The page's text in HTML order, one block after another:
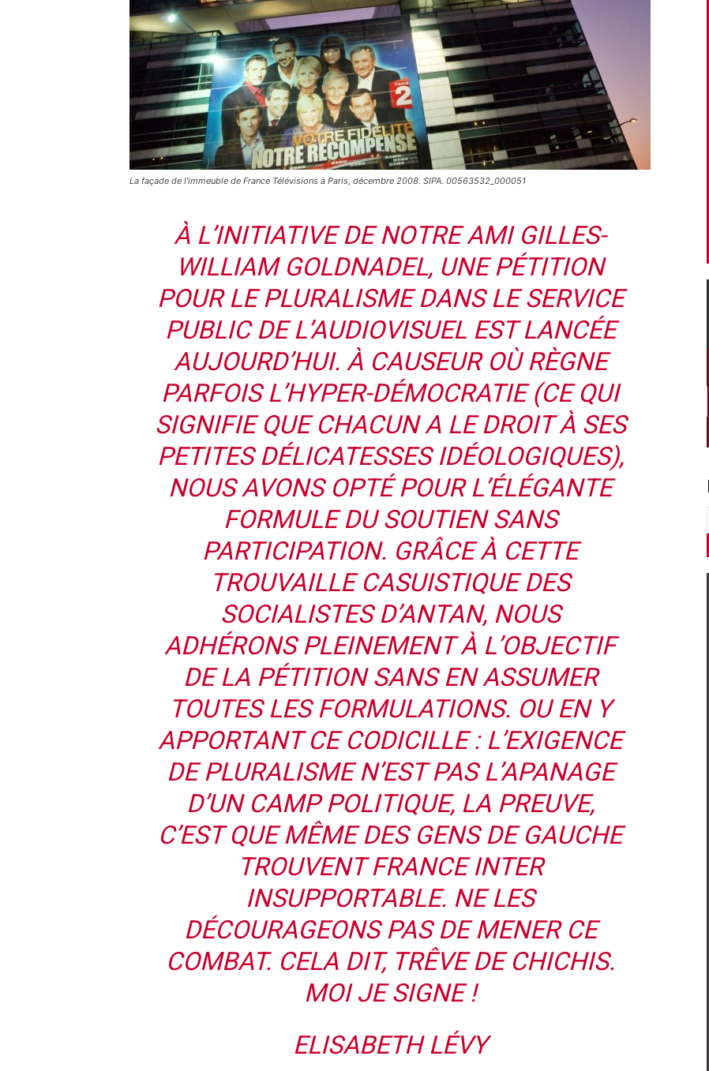
La façade de l'immeuble de France Télévisions à Paris, décembre 2008. SIPA. 00563532_000051
À L’INITIATIVE DE NOTRE AMI GILLES-
WILLIAM GOLDNADEL, UNE PÉTITION
POUR LE PLURALISME DANS LE SERVICE
PUBLIC DE L’AUDIOVISUELEST LANCÉE
AUJOURD’HUI. À CAUSEUROÙ RÈGNE
PARFOIS L’HYPER-DÉMOCRATIE (CE QUI
SIGNIFIE QUE CHACUN A LE DROIT À SES
PETITES DÉLICATESSES IDÉOLOGIQUES),
NOUS AVONS OPTÉ POUR L’ÉLÉGANTE
FORMULE DU SOUTIEN SANS
PARTICIPATION. GRÂCE À CETTE
TROUVAILLE CASUISTIQUE DES
SOCIALISTES D’ANTAN, NOUS
ADHÉRONS PLEINEMENT À L’OBJECTIF
DE LA PÉTITION SANS EN ASSUMER
TOUTES LES FORMULATIONS. OU EN Y
APPORTANT CE CODICILLE : L’EXIGENCE
DE PLURALISME N’EST PAS L’APANAGE
D’UN CAMP POLITIQUE, LA PREUVE,
C’EST QUE MÊME DES GENS DE GAUCHE
TROUVENTFRANCE INTER
INSUPPORTABLE. NE LES
DÉCOURAGEONS PAS DE MENER CE
COMBAT. CELA DIT, TRÊVE DE CHICHIS.
MOI JE SIGNE !
ELISABETH LÉVY